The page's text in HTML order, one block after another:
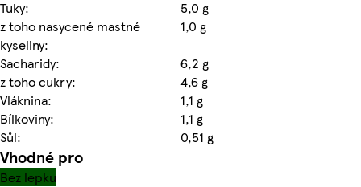
Tuky:
5,0 g
z toho nasycené mastné
kyseliny:
1,0 g
Sacharidy:
6,2 g
z toho cukry:
4,6 g
Vláknina:
1,1 g
Bílkoviny:
1,1 g
Sůl:
0,51 g
Vhodné pro
Bez lepku